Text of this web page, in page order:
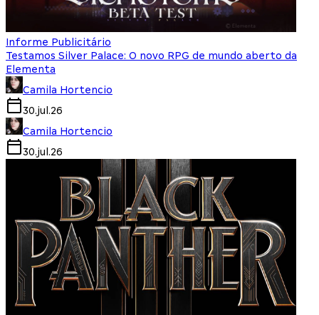
Informe Publicitário
Testamos Silver Palace: O novo RPG de mundo aberto da
Elementa
Camila Hortencio
30.jul.26
Camila Hortencio
30.jul.26